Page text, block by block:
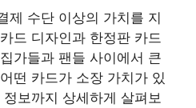
제 수단 이상의 가치를 지
드 디자인과 한정판 카드
가들과 팬들 사이에서 큰
떤 카드가 소장 가치가 있
보까지 상세하게 살펴보